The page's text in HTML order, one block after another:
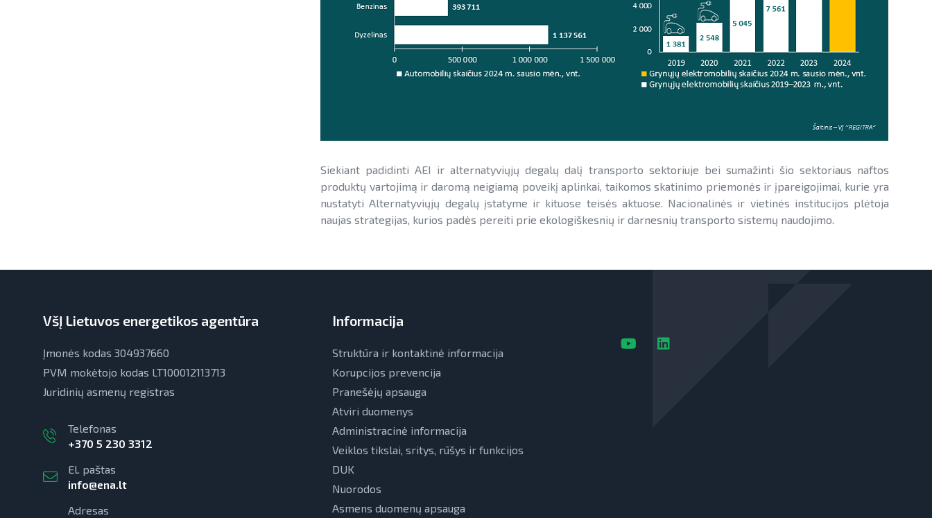
Siekiant padidinti AEI ir alternatyviųjų degalų dalį transporto sektoriuje bei sumažinti šio sektoriaus naftos
produktų vartojimą ir daromą neigiamą poveikį aplinkai, taikomos skatinimo priemonės ir įpareigojimai, kurie yra
nustatyti Alternatyviųjų degalų įstatyme ir kituose teisės aktuose. Nacionalinės ir vietinės institucijos plėtoja
naujas strategijas, kurios padės pereiti prie ekologiškesnių ir darnesnių transporto sistemų naudojimo.
VšĮ Lietuvos energetikos agentūra
Įmonės kodas 304937660
PVM mokėtojo kodas LT100012113713
Juridinių asmenų registras
Telefonas
+370 5 230 3312
El. paštas
info@ena.lt
Adresas
Informacija
Struktūra ir kontaktinė informacija
Korupcijos prevencija
Pranešėjų apsauga
Atviri duomenys
Administracinė informacija
Veiklos tikslai, sritys, rūšys ir funkcijos
DUK
Nuorodos
Asmens duomenų apsauga